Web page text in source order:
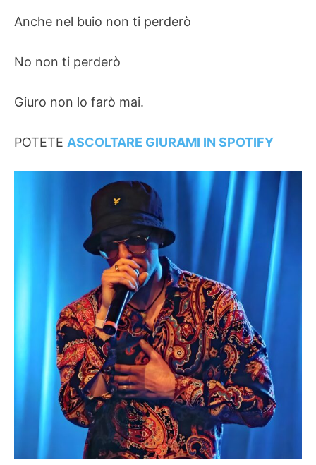
Anche nel buio non ti perderò
No non ti perderò
Giuro non lo farò mai.
POTETE ASCOLTARE GIURAMI IN SPOTIFY